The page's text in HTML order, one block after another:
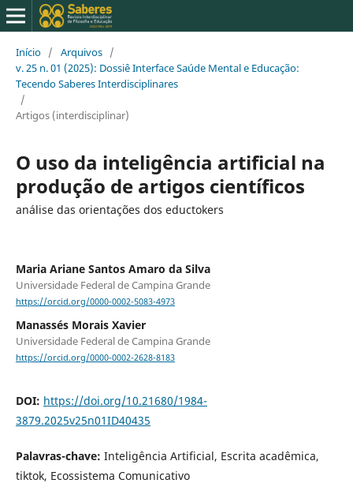
Início / Arquivos /
v. 25 n. 01 (2025): Dossiê Interface Saúde Mental e Educação:
Tecendo Saberes Interdisciplinares
/
Artigos (interdisciplinar)
O uso da inteligência artificial na
produção de artigos científicos
análise das orientações dos eductokers
Maria Ariane Santos Amaro da Silva
Universidade Federal de Campina Grande
https://orcid.org/0000-0002-5083-4973
Manassés Morais Xavier
Universidade Federal de Campina Grande
https://orcid.org/0000-0002-2628-8183
DOI: https://doi.org/10.21680/1984-
3879.2025v25n01ID40435
Palavras-chave: Inteligência Artificial, Escrita acadêmica,
tiktok, Ecossistema Comunicativo